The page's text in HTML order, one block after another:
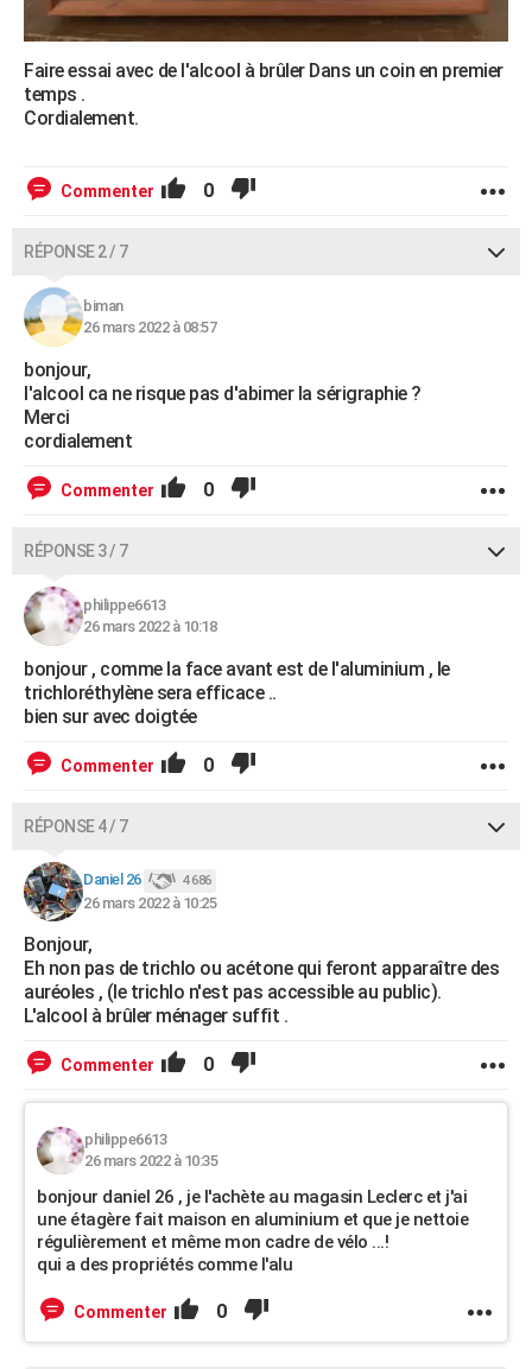
Faire essai avec de l'alcool à brûler Dans un coin en premier
temps .
Cordialement.
Commenter 0
RÉPONSE 2 / 7
biman
26 mars 2022 à 08:57
bonjour,
l'alcool ca ne risque pas d'abimer la sérigraphie ?
Merci
cordialement
Commenter 0
RÉPONSE 3 / 7
philippe6613
26 mars 2022 à 10:18
bonjour , comme la face avant est de l'aluminium , le
trichloréthylène sera efficace ..
bien sur avec doigtée
Commenter 0
RÉPONSE 4 / 7
Daniel 26 4 686
26 mars 2022 à 10:25
Bonjour,
Eh non pas de trichlo ou acétone qui feront apparaître des
auréoles , (le trichlo n'est pas accessible au public).
L'alcool à brûler ménager suffit .
Commenter 0
philippe6613
26 mars 2022 à 10:35
bonjour daniel 26 , je l'achète au magasin Leclerc et j'ai
une étagère fait maison en aluminium et que je nettoie
régulièrement et même mon cadre de vélo ...!
qui a des propriétés comme l'alu
Commenter 0